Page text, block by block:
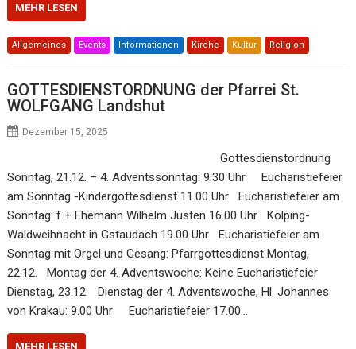
MEHR LESEN
Allgemeines Events Informationen Kirche Kultur Religion
GOTTESDIENSTORDNUNG der Pfarrei St.
WOLFGANG Landshut
Dezember 15, 2025
Gottesdienstordnung
Sonntag, 21.12. – 4. Adventssonntag: 9.30 Uhr Eucharistiefeier
am Sonntag -Kindergottesdienst 11.00 Uhr Eucharistiefeier am
Sonntag: f + Ehemann Wilhelm Justen 16.00 Uhr Kolping-
Waldweihnacht in Gstaudach 19.00 Uhr Eucharistiefeier am
Sonntag mit Orgel und Gesang: Pfarrgottesdienst Montag,
22.12. Montag der 4. Adventswoche: Keine Eucharistiefeier
Dienstag, 23.12. Dienstag der 4. Adventswoche, Hl. Johannes
von Krakau: 9.00 Uhr Eucharistiefeier 17.00…
MEHR LESEN